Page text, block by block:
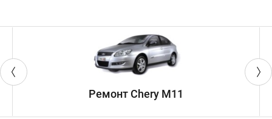
Ремонт Chery M11